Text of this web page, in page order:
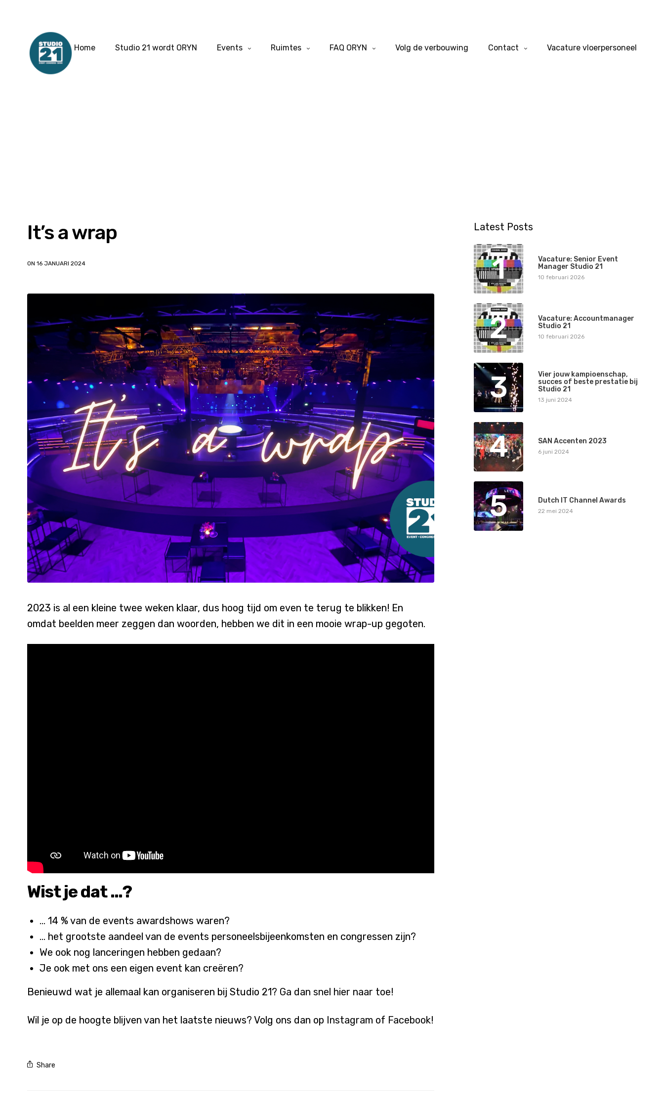
Home Studio 21 wordt ORYN Events Ruimtes FAQ ORYN Volg de verbouwing Contact Vacature vloerpersoneel
It’s a wrap
ON 16 JANUARI 2024
2023 is al een kleine twee weken klaar, dus hoog tijd om even te terug te blikken! En
omdat beelden meer zeggen dan woorden, hebben we dit in een mooie wrap-up gegoten.
Wist je dat …?
… 14 % van de events awardshows waren?
… het grootste aandeel van de events personeelsbijeenkomsten en congressen zijn?
We ook nog lanceringen hebben gedaan?
Je ook met ons een eigen event kan creëren?
Benieuwd wat je allemaal kan organiseren bij Studio 21? Ga dan snel hier naar toe!
Wil je op de hoogte blijven van het laatste nieuws? Volg ons dan op Instagram of Facebook!
Share
Latest Posts
1
Vacature: Senior Event
Manager Studio 21
10 februari 2026
2
Vacature: Accountmanager
Studio 21
10 februari 2026
3
Vier jouw kampioenschap,
succes of beste prestatie bij
Studio 21
13 juni 2024
4 SAN Accenten 2023
6 juni 2024
5 Dutch IT Channel Awards
22 mei 2024